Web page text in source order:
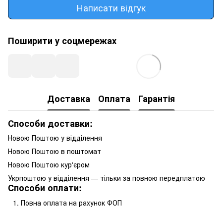
Написати відгук
Поширити у соцмережах
Доставка Оплата
Гарантія
Способи доставки:
Новою Поштою у відділення
Новою Поштою в поштомат
Новою Поштою кур'єром
Укрпоштою у відділення — тільки за повною передплатою
Способи оплати:
Повна оплата на рахунок ФОП